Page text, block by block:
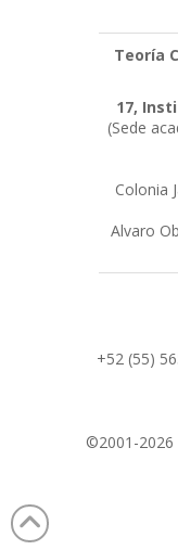
Teoría
17,
(Sede
Colonia
Alvaro
+52 (55)
©2001-2026